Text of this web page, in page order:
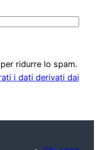
ridurre lo spam.
i dati derivati dai